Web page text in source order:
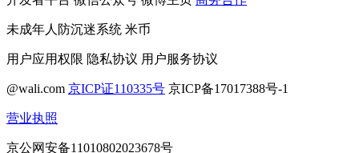
未成年人防沉迷系统 米币
用户应用权限 隐私协议 用户服务协议
@wali.com 京ICP证110335号 京ICP备17017388号-1
营业执照
京公网安备11010802023678号